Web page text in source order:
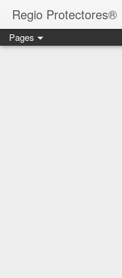
Regio Protectores®
Pages